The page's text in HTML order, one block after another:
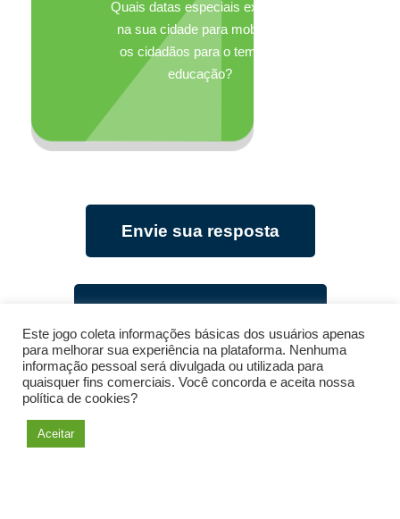
Quais datas especiais existem
na sua cidade para mobilizar
os cidadãos para o tema da
educação?
Envie sua resposta
Ver ideia mobilizadora
Voltar
Este jogo coleta informações básicas dos usuários apenas
para melhorar sua experiência na plataforma. Nenhuma
informação pessoal será divulgada ou utilizada para
quaisquer fins comerciais. Você concorda e aceita nossa
política de cookies?
Aceitar